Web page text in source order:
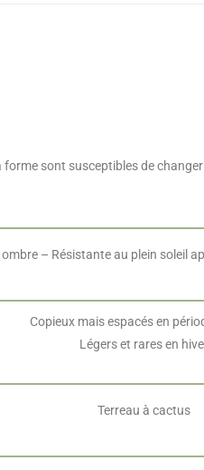
sont susceptibles de
ombre – Résistante au plein soleil
Copieux mais espacés en
Légers et rares en
Terreau à cactus